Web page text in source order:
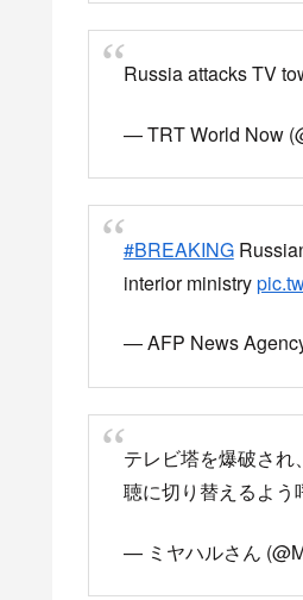
テレビ塔を攻撃
ロシア軍 キ
Kyiv right now.
pic.twitter.com/